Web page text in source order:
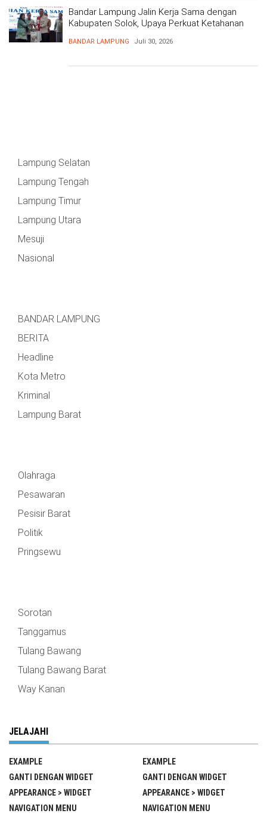
Bandar Lampung Jalin Kerja Sama dengan
Kabupaten Solok, Upaya Perkuat Ketahanan
BANDAR LAMPUNG Juli 30, 2026
Lampung Selatan
Lampung Tengah
Lampung Timur
Lampung Utara
Mesuji
Nasional
BANDAR LAMPUNG
BERITA
Headline
Kota Metro
Kriminal
Lampung Barat
Olahraga
Pesawaran
Pesisir Barat
Politik
Pringsewu
Sorotan
Tanggamus
Tulang Bawang
Tulang Bawang Barat
Way Kanan
JELAJAHI
EXAMPLE
GANTI DENGAN WIDGET
APPEARANCE > WIDGET
NAVIGATION MENU
EXAMPLE
GANTI DENGAN WIDGET
APPEARANCE > WIDGET
NAVIGATION MENU